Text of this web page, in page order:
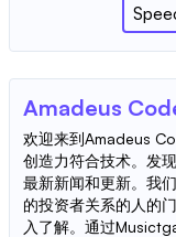
Amadeus
欢迎来到Amadeus
创造力符合技术。发
最新新闻和更新。我
的投资者关系的人的
入了解。通过